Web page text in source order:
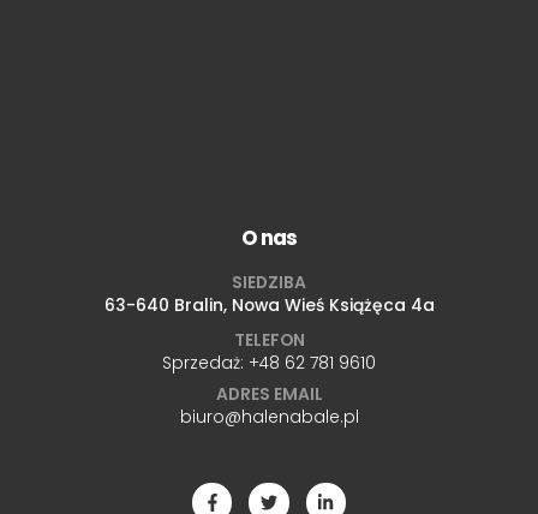
O nas
SIEDZIBA
63-640 Bralin, Nowa Wieś Książęca 4a
TELEFON
Sprzedaż: +48 62 781 9610
ADRES EMAIL
biuro@halenabale.pl